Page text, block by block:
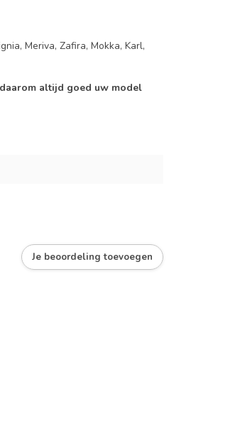
Meriva, Zafira, Mokka, Karl,
altijd goed uw model
Je beoordeling toevoegen